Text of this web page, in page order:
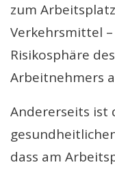
zum
Verkehrsmittel
Risikosphäre
Arbeitnehmers
Andererseits ist
dass am